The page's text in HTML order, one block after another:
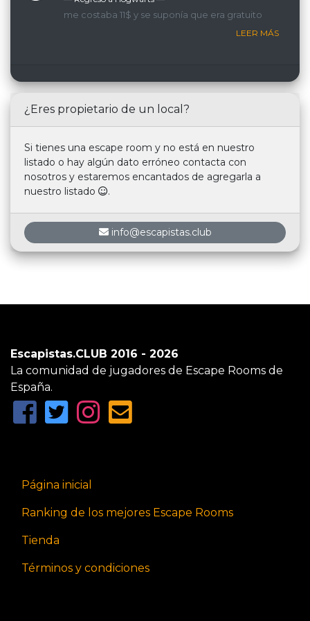
me costaba 11$ y se suponía que era gratuito
LEER MÁS
¿Eres propietario de un local?
Si tienes una escape room y no está en nuestro
listado o hay algún dato erróneo contacta con
nosotros y estaremos encantados de agregarla a
nuestro listado
.
info@escapistas.club
Escapistas.CLUB 2016 - 2026
La comunidad de jugadores de Escape Rooms de
España.
Página inicial
Ranking de los mejores Escape Rooms
Tienda
Términos y condiciones